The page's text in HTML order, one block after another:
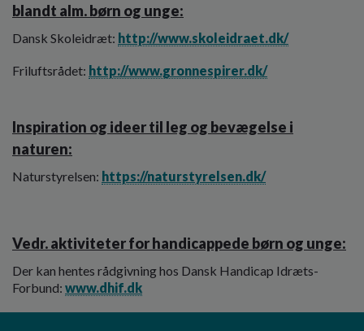
blandt alm. børn og unge:
Dansk Skoleidræt: http://www.skoleidraet.dk/
Friluftsrådet: http://www.gronnespirer.dk/
Inspiration og ideer til leg og bevægelse i
naturen:
Naturstyrelsen: https://naturstyrelsen.dk/
Vedr. aktiviteter for handicappede børn og unge:
Der kan hentes rådgivning hos Dansk Handicap Idræts-
Forbund: www.dhif.dk